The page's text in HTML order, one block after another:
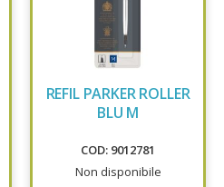
REFIL PARKER ROLLER
BLU M
COD: 9012781
Non disponibile